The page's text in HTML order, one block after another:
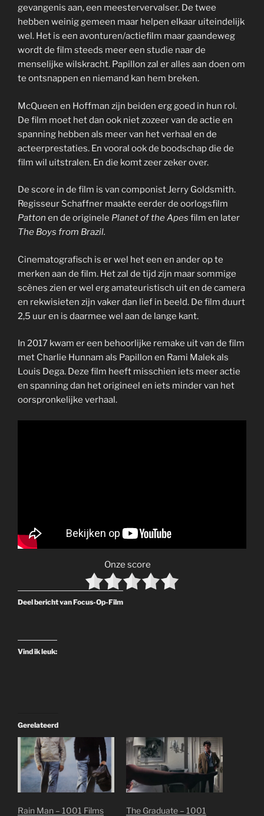
gevangenis aan, een meestervervalser. De twee
hebben weinig gemeen maar helpen elkaar uiteindelijk
wel. Het is een avonturen/actiefilm maar gaandeweg
wordt de film steeds meer een studie naar de
menselijke wilskracht. Papillon zal er alles aan doen om
te ontsnappen en niemand kan hem breken.
McQueen en Hoffman zijn beiden erg goed in hun rol.
De film moet het dan ook niet zozeer van de actie en
spanning hebben als meer van het verhaal en de
acteerprestaties. En vooral ook de boodschap die de
film wil uitstralen. En die komt zeer zeker over.
De score in de film is van componist Jerry Goldsmith.
Regisseur Schaffner maakte eerder de oorlogsfilm
Patton en de originele Planet of the Apes film en later
The Boys from Brazil.
Cinematografisch is er wel het een en ander op te
merken aan de film. Het zal de tijd zijn maar sommige
scènes zien er wel erg amateuristisch uit en de camera
en rekwisieten zijn vaker dan lief in beeld. De film duurt
2,5 uur en is daarmee wel aan de lange kant.
In 2017 kwam er een behoorlijke remake uit van de film
met Charlie Hunnam als Papillon en Rami Malek als
Louis Dega. Deze film heeft misschien iets meer actie
en spanning dan het origineel en iets minder van het
oorspronkelijke verhaal.
Onze score
Deel bericht van Focus-Op-Film
Vind ik leuk:
Gerelateerd
Rain Man – 1001 Films
The Graduate – 1001